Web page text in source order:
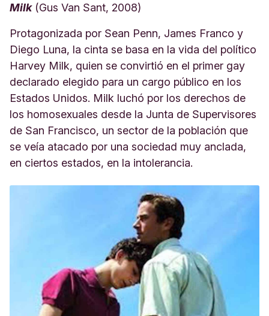
Milk(Gus Van Sant, 2008)
Protagonizada por Sean Penn, James Franco y
Diego Luna, la cinta se basa en la vida del político
Harvey Milk, quien se convirtió en el primer gay
declarado elegido para un cargo público en los
Estados Unidos. Milk luchó por los derechos de
los homosexuales desde la Junta de Supervisores
de San Francisco, un sector de la población que
se veía atacado por una sociedad muy anclada,
en ciertos estados, en la intolerancia.